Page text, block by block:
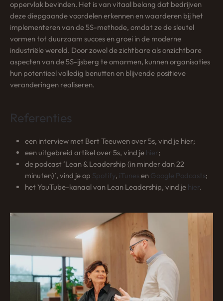
oppervlak bevinden. Het is van vitaal belang dat bedrijven
deze diepgaande voordelen erkennen en waarderen bij het
implementeren van de 5S-methode, omdat ze de sleutel
vormen tot duurzaam succes en groei in de moderne
industriële wereld. Door zowel de zichtbare als onzichtbare
aspecten van de 5S-ijsberg te omarmen, kunnen organisaties
hun potentieel volledig benutten en blijvende positieve
veranderingen realiseren.
Referenties
een interview met Bert Teeuwen over 5s, vind je hier;
een uitgebreid artikel over 5s, vind je hier;
de podcast ‘Lean & Leadership (in minder dan 22
minuten)’, vind je op Spotify, iTunes en Google Podcasts;
het YouTube-kanaal van Lean Leadership, vind je hier.